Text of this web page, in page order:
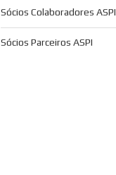
Sócios Colaboradores ASPI
Sócios Parceiros ASPI